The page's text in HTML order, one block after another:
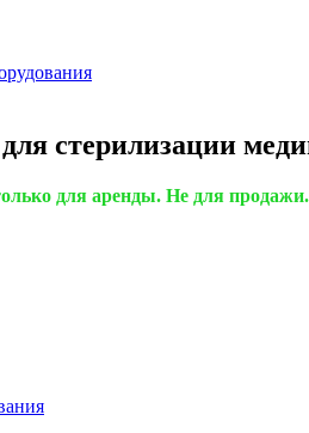
стерилизации
для аренды. Не для продажи.